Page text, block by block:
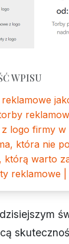
WPISU
logo firmy w
która nie
którą warto
reklamowe